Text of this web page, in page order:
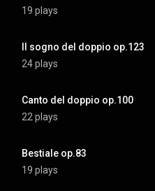
19 plays
Il sogno del doppio op.123
24 plays
Canto del doppio op.100
22 plays
Bestiale op.83
19 plays